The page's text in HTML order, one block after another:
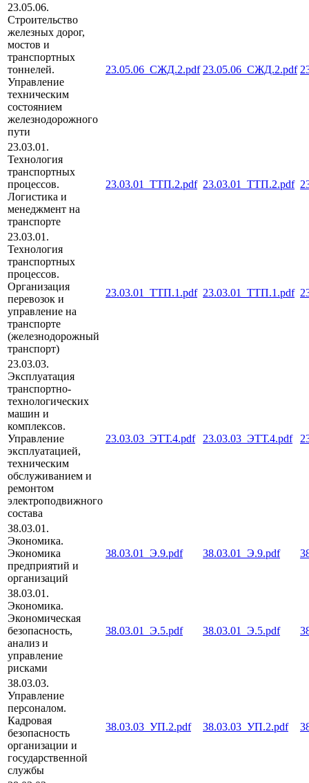
23.05.06.
Строительство
железных дорог,
мостов и
транспортных
тоннелей.
Управление
техническим
состоянием
железнодорожного
пути
23.05.06_СЖД.2.pdf 23.05.06_СЖД.2.pdf
23.03.01.
Технология
транспортных
процессов.
Логистика и
менеджмент на
транспорте
23.03.01_ТТП.2.pdf 23.03.01_ТТП.2.pdf
23.03.01.
Технология
транспортных
процессов.
Организация
перевозок и
управление на
транспорте
(железнодорожный
транспорт)
23.03.01_ТТП.1.pdf 23.03.01_ТТП.1.pdf
23.03.03.
Эксплуатация
транспортно-
технологических
машин и
комплексов.
Управление
эксплуатацией,
техническим
обслуживанием и
ремонтом
электроподвижного
состава
23.03.03_ЭТТ.4.pdf 23.03.03_ЭТТ.4.pdf
38.03.01.
Экономика.
Экономика
предприятий и
организаций
38.03.01_Э.9.pdf 38.03.01_Э.9.pdf
38.03.01.
Экономика.
Экономическая
безопасность,
анализ и
управление
рисками
38.03.01_Э.5.pdf 38.03.01_Э.5.pdf
38.03.03.
Управление
персоналом.
Кадровая
безопасность
организации и
государственной
службы
38.03.03_УП.2.pdf 38.03.03_УП.2.pdf